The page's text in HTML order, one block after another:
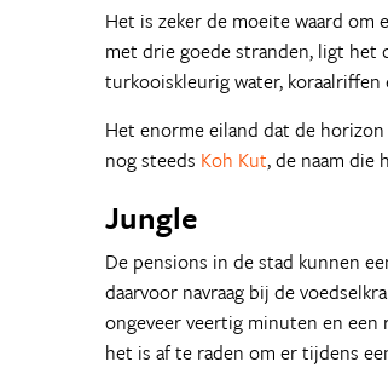
Het is zeker de moeite waard om
met drie goede stranden, ligt het
turkooiskleurig water,
Het enorme eiland dat de
nog steeds Koh Kut, de naam die
Jungle
De pensions in de stad kunnen
daarvoor navraag bij de
ongeveer veertig minuten en
het is af te raden om er tijdens